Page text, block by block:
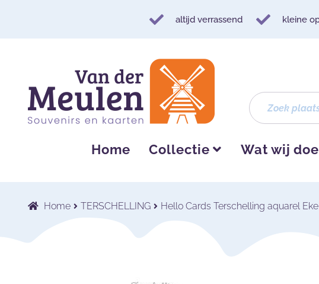
altijd verrassend kleine
navigatie
inhoud
Home Collectie Wat wij
Home TERSCHELLING Hello Cards Terschelling aquarel